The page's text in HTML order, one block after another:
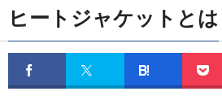
ヒートジャケットとは